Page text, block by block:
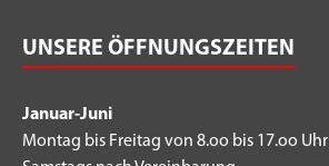
UNSERE ÖFFNUNGSZEITEN
Januar-Juni
Montag bis Freitag von 8.oo bis 17.oo Uhr